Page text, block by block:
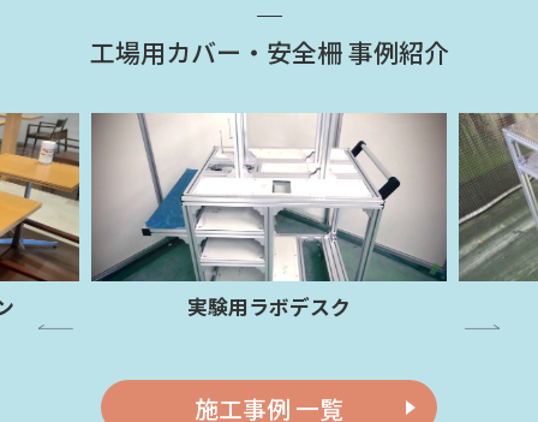
工場用カバー・安全柵 事例紹介
実験用ラボデスク
施工事例 一覧